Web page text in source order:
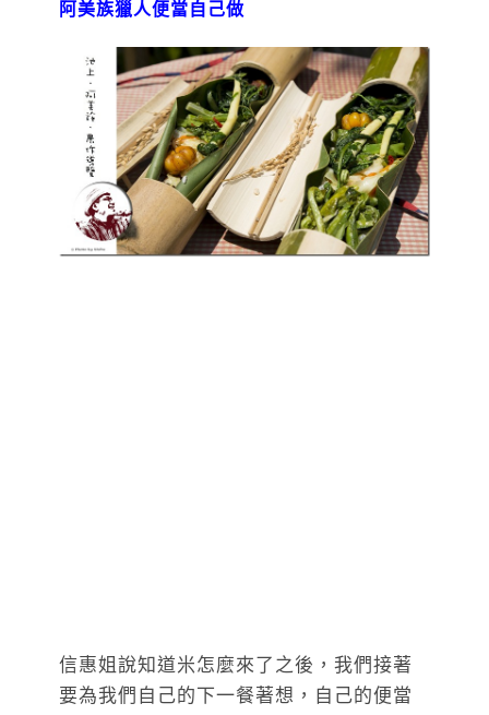
阿美族獵人便當自己做
信惠姐說知道米怎麼來了之後，我們接著
要為我們自己的下一餐著想，自己的便當